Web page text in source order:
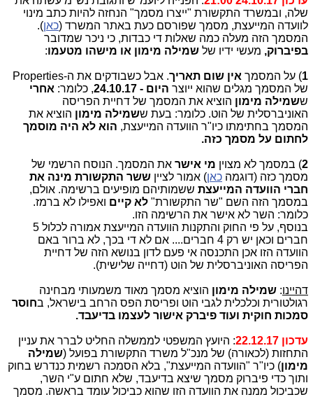
שלה, ובמשרד התקשורת "ייצרו מסמך" הנחזה להיות כתב מינוי
לוועדה המייעצת, מסמך שפורסם כעת באתר המשרד (כאן).
המסמך הזה מעלה כמה שאלות די כבדות, כי ניכר שמדובר
בפיברוק, מעשי ידיו של שמילה מימון או מישהו מטעמו:
1) על המסמך אין שום תאריך
. אבל כשבודקים את ה-Properties
של המסמך מגלים שהוא ייוצר היום - 24.10.17 , כלומר: אחרי
ששמילה מימון הוציא את המסמך של דחיית הפריסה
האוניברסלית של הוט. כלומר: בעת ששמילה מימון הוציא את
המסמך בחתימתו כיו"ר הוועדה המייעצת, הוא לא היה מוסמך
לחתום על מסמך כזה.
2) במסמך לא מצוין מי אישר את המסמך. הנוסח הרשמי של
מסמך כזה (דוגמה כאן) אמור לציין ששר התקשורת מינה את
חברי הוועדה המייעצת ששמותיהם מופיעים ברשימה. אולם,
במסמך הזה השם "שר התקשורת" לא קיים ואפילו לא ברמז.
כלומר: השר לא אישר את הרשימה הזו.
בנוסף, על פי החוק והתקנות הוועדה המייעצת אמורה לכלול 5
חברים וכאן יש רק 4 חברים.... אם לא די בכך, לא ברור באם
הוועדה הזו אכן התכנסה אי פעם לדון בנושא הזה של דחיית
הפריסה האוניברסלית של הוט (דחייה שלישית).
דהיינו: שמילה מימון הוציא מסמך מאוד משמעותי מבחינה
רגולטורית וכלכלית לגבי הוט ופריסת הפס הרחב בישראל, בחוסר
סמכות חוקית ועוד פיברק אישור לעצמו בדיעבד.
עדכון 22.12.17
: היועץ המשפטי לממשלה החליט לברר את עניין
התחזות (לכאורה) של מנכ"ל משרד התקשורת בפועל (שמילה
מימון) כיו"ר "הוועדה המייעצת", בלא הסמכה רשמית כנדרש בחוק
ותוך כדי פיברוק מסמך שיצא בדיעבד, שלא חתום ע"י השר,
שכביכול ממנה את הוועדה הזו שהוא כביכול עומד בראשה. מסמך